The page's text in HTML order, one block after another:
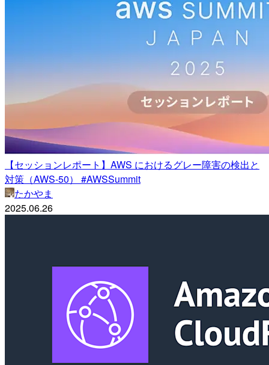
【セッションレポート】AWS におけるグレー障害の検出と
対策（AWS-50） #AWSSummit
たかやま
2025.06.26